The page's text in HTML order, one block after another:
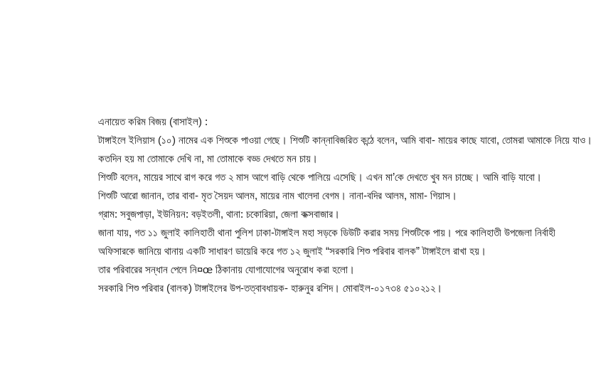
এনায়েত করিম বিজয় (বাসাইল) :
টাঙ্গাইলে ইলিয়াস (১০) নামের এক শিশুকে পাওয়া গেছে। শিশুটি কান্নাবিজরিত কন্ঠে বলেন, আমি বাবা- মায়ের কাছে যাবো, তোমরা আমাকে নিয়ে যাও।
কতদিন হয় মা তোমাকে দেখি না, মা তোমাকে বড্ড দেখতে মন চায়।
শিশুটি বলেন, মায়ের সাথে রাগ করে গত ২ মাস আগে বাড়ি থেকে পালিয়ে এসেছি। এখন মা’কে দেখতে খুব মন চাচ্ছে। আমি বাড়ি যাবো।
শিশুটি আরো জানান, তার বাবা- মৃত সৈয়দ আলম, মায়ের নাম খালেদা বেগম। নানা-বদির আলম, মামা- গিয়াস।
গ্রাম: সবুজপাড়া, ইউনিয়ন: বড়ইতলী, থানা: চকোরিয়া, জেলা কক্সবাজার।
জানা যায়, গত ১১ জুলাই কালিহাতী থানা পুলিশ ঢাকা-টাঙ্গাইল মহা সড়কে ডিউটি করার সময় শিশুটিকে পায়। পরে কালিহাতী উপজেলা নির্বাহী
অফিসারকে জানিয়ে থানায় একটি সাধারণ ডায়েরি করে গত ১২ জুলাই “সরকারি শিশু পরিবার বালক” টাঙ্গাইলে রাখা হয়।
তার পরিবারের সন্ধান পেলে নি¤œ ঠিকানায় যোগাযোগের অনুরোধ করা হলো।
সরকারি শিশু পরিবার (বালক) টাঙ্গাইলের উপ-তত্বাবধায়ক- হারুনুর রশিদ। মোবাইল-০১৭৩৪ ৫১০২১২।